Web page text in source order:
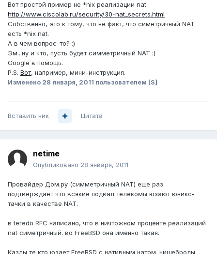
Вот простой пример не *nix реализации nat.
http://www.ciscolab.ru/security/30-nat_secrets.html
Собственно, это к тому, что не факт, что симетричный NAT
есть *nix nat.
А в чем вопрос-то? :)
Эм...ну и что, пусть будет симметричный NAT :)
Google в помощь.
P.S. Вот, например, мини-инструкция.
Изменено 28 января, 2011 пользователем [S]
Вставить ник Цитата
netime
Опубликовано 28 января, 2011
Провайдер Дом.ру (симметричный NAT) еще раз
подтверждает что всякие подвал телекомы юзают юникс-
тачки в качестве NAT.
в teredo RFC написано, что в ничтожном проценте реализаций
nat симетричный. во FreeBSD она именно такая.
Казлы те кто юзает FreeBSD с нативным натом. нищеброды